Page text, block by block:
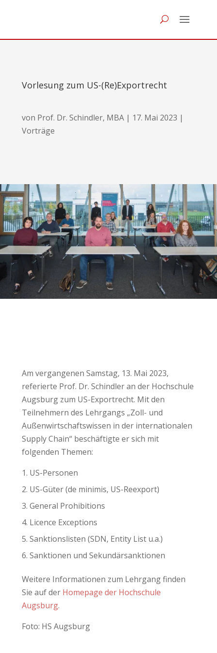
Vorlesung zum US-(Re)Exportrecht
von Prof. Dr. Schindler, MBA| 17. Mai 2023 |
Vorträge
Am vergangenen Samstag, 13. Mai 2023,
referierte Prof. Dr. Schindler an der Hochschule
Augsburg zum US-Exportrecht. Mit den
Teilnehmern des Lehrgangs „Zoll- und
Außenwirtschaftswissen in der internationalen
Supply Chain“ beschäftigte er sich mit
folgenden Themen:
US-Personen
US-Güter (de minimis, US-Reexport)
General Prohibitions
Licence Exceptions
Sanktionslisten (SDN, Entity List u.a.)
Sanktionen und Sekundärsanktionen
Weitere Informationen zum Lehrgang finden
Sie auf der Homepage der Hochschule
Augsburg.
Foto: HS Augsburg